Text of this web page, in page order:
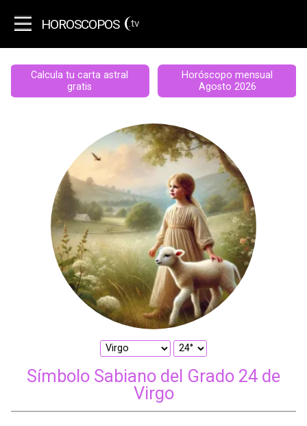
HOROSCOPOS .tv
Calcula tu carta astral
gratis
Horóscopo mensual
Agosto 2026
Símbolo Sabiano del Grado 24 de
Virgo